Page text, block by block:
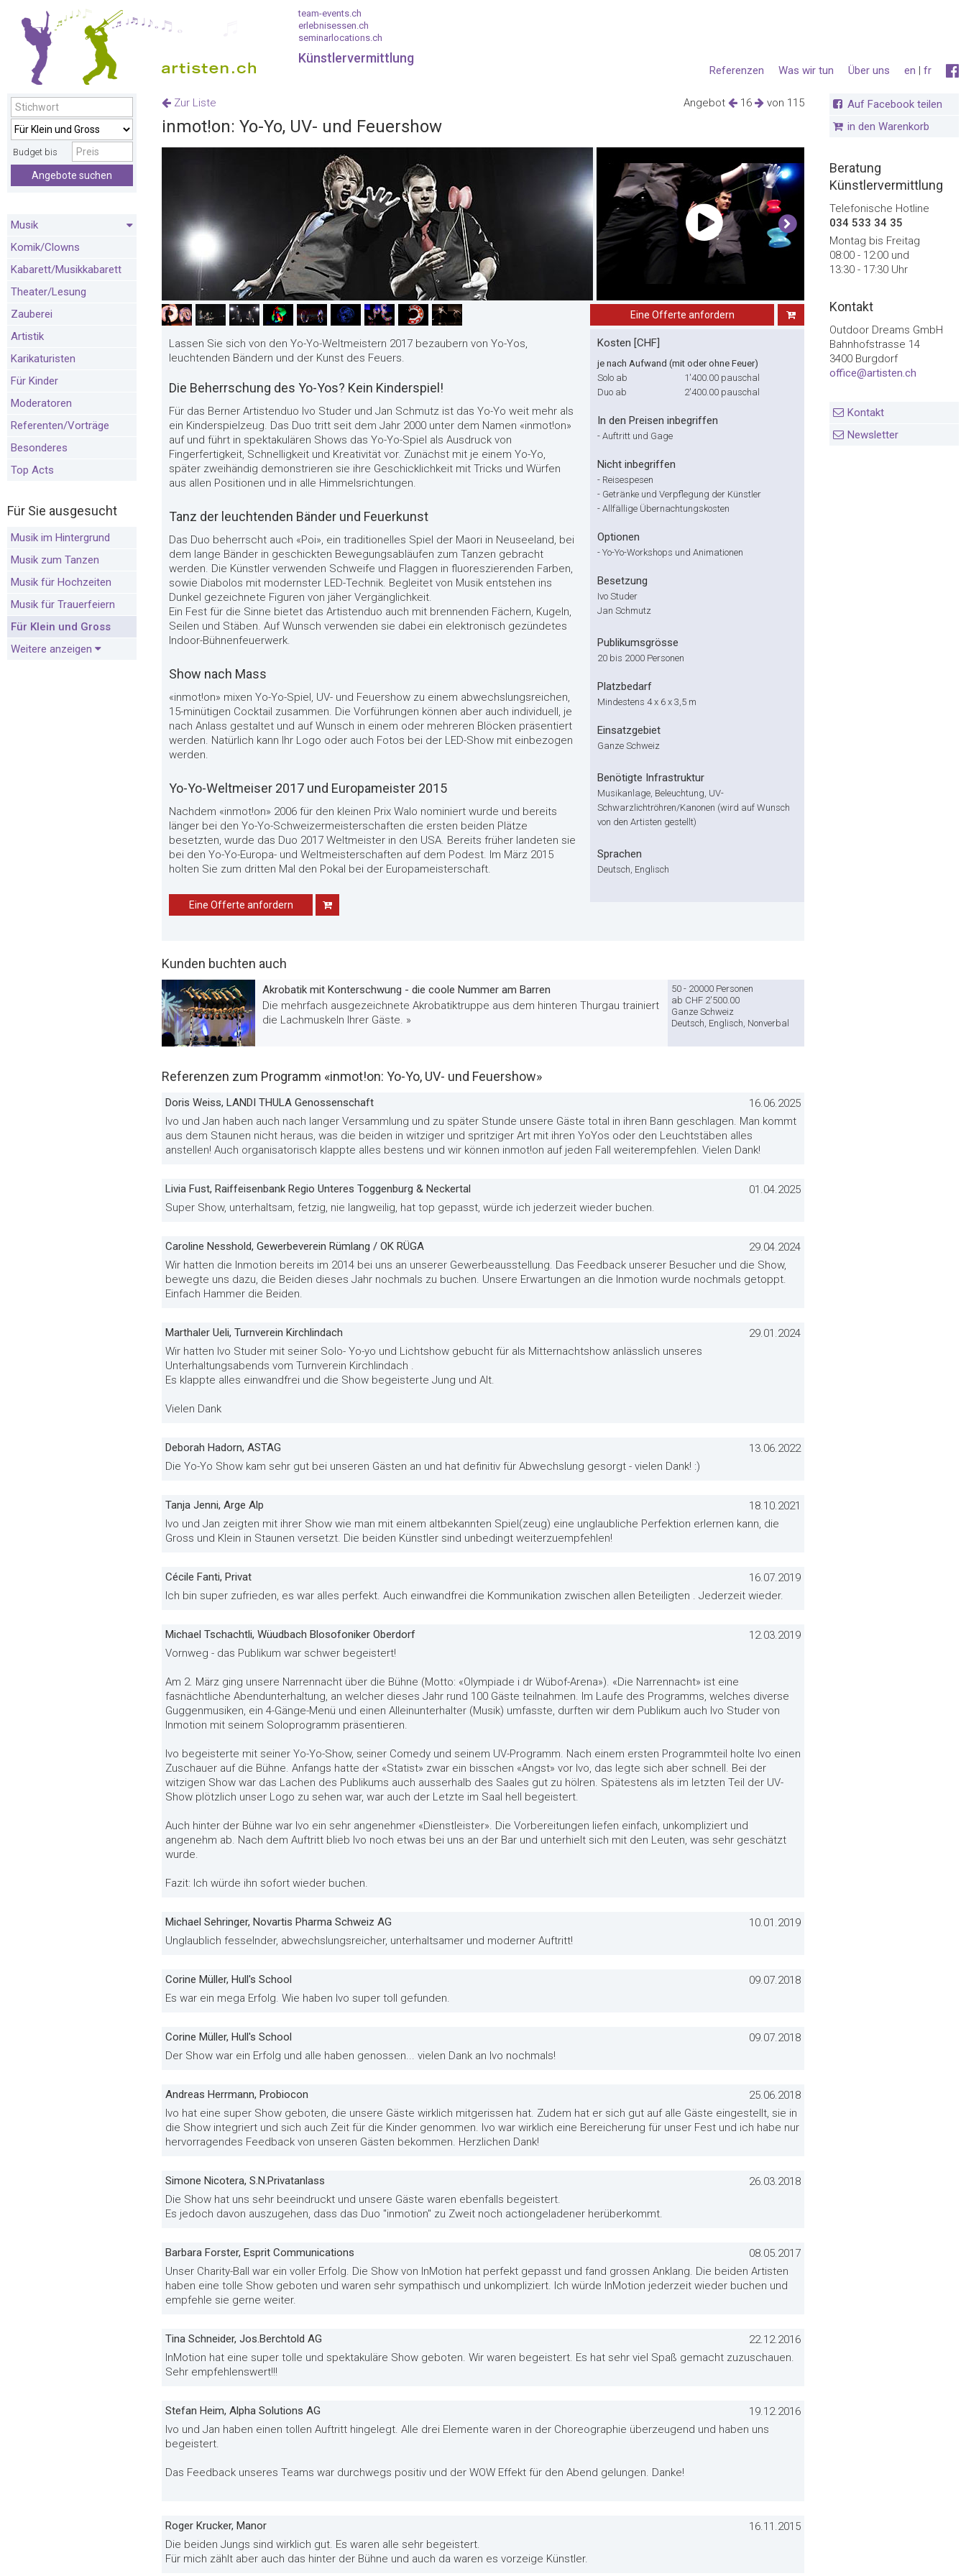
team-events.ch
erlebnisessen.ch
seminarlocations.ch
Künstlervermittlung
en | fr
Über uns
Was wir tun
Referenzen
Budget bis
Angebote suchen
Musik
Komik/Clowns
Kabarett/Musikkabarett
Theater/Lesung
Zauberei
Artistik
Karikaturisten
Für Kinder
Moderatoren
Referenten/Vorträge
Besonderes
Top Acts
Für Sie ausgesucht
Musik im Hintergrund
Musik zum Tanzen
Musik für Hochzeiten
Musik für Trauerfeiern
Für Klein und Gross
Weitere anzeigen
Angebot 16 von 115
Zur Liste
inmot!on: Yo-Yo, UV- und Feuershow
Eine Offerte anfordern
Lassen Sie sich von den Yo-Yo-Weltmeistern 2017 bezaubern von Yo-Yos,
leuchtenden Bändern und der Kunst des Feuers.
Die Beherrschung des Yo-Yos? Kein Kinderspiel!
Für das Berner Artistenduo Ivo Studer und Jan Schmutz ist das Yo-Yo weit mehr als
ein Kinderspielzeug. Das Duo tritt seit dem Jahr 2000 unter dem Namen «inmot!on»
auf und führt in spektakulären Shows das Yo-Yo-Spiel als Ausdruck von
Fingerfertigkeit, Schnelligkeit und Kreativität vor. Zunächst mit je einem Yo-Yo,
später zweihändig demonstrieren sie ihre Geschicklichkeit mit Tricks und Würfen
aus allen Positionen und in alle Himmelsrichtungen.
Tanz der leuchtenden Bänder und Feuerkunst
Das Duo beherrscht auch «Poi», ein traditionelles Spiel der Maori in Neuseeland, bei
dem lange Bänder in geschickten Bewegungsabläufen zum Tanzen gebracht
werden. Die Künstler verwenden Schweife und Flaggen in fluoreszierenden Farben,
sowie Diabolos mit modernster LED-Technik. Begleitet von Musik entstehen ins
Dunkel gezeichnete Figuren von jäher Vergänglichkeit.
Ein Fest für die Sinne bietet das Artistenduo auch mit brennenden Fächern, Kugeln,
Seilen und Stäben. Auf Wunsch verwenden sie dabei ein elektronisch gezündetes
Indoor-Bühnenfeuerwerk.
Show nach Mass
«inmot!on» mixen Yo-Yo-Spiel, UV- und Feuershow zu einem abwechslungsreichen,
15-minütigen Cocktail zusammen. Die Vorführungen können aber auch individuell, je
nach Anlass gestaltet und auf Wunsch in einem oder mehreren Blöcken präsentiert
werden. Natürlich kann Ihr Logo oder auch Fotos bei der LED-Show mit einbezogen
werden.
Yo-Yo-Weltmeiser 2017 und Europameister 2015
Nachdem «inmot!on» 2006 für den kleinen Prix Walo nominiert wurde und bereits
länger bei den Yo-Yo-Schweizermeisterschaften die ersten beiden Plätze
besetzten, wurde das Duo 2017 Weltmeister in den USA. Bereits früher landeten sie
bei den Yo-Yo-Europa- und Weltmeisterschaften auf dem Podest. Im März 2015
holten Sie zum dritten Mal den Pokal bei der Europameisterschaft.
Eine Offerte anfordern
Kosten [CHF]
je nach Aufwand (mit oder ohne Feuer)
Solo ab
1'400.00 pauschal
Duo ab
2'400.00 pauschal
In den Preisen inbegriffen
- Auftritt und Gage
Nicht inbegriffen
- Reisespesen
- Getränke und Verpflegung der Künstler
- Allfällige Übernachtungskosten
Optionen
- Yo-Yo-Workshops und Animationen
Besetzung
Ivo Studer
Jan Schmutz
Publikumsgrösse
20 bis 2000 Personen
Platzbedarf
Mindestens 4 x 6 x 3,5 m
Einsatzgebiet
Ganze Schweiz
Benötigte Infrastruktur
Musikanlage, Beleuchtung, UV-
Schwarzlichtröhren/Kanonen (wird auf Wunsch
von den Artisten gestellt)
Sprachen
Deutsch, Englisch
Kunden buchten auch
Akrobatik mit Konterschwung - die coole Nummer am Barren
Die mehrfach ausgezeichnete Akrobatiktruppe aus dem hinteren Thurgau trainiert
die Lachmuskeln Ihrer Gäste. »
50 - 20000 Personen
ab CHF 2'500.00
Ganze Schweiz
Deutsch, Englisch, Nonverbal
Referenzen zum Programm «inmot!on: Yo-Yo, UV- und Feuershow»
Doris Weiss, LANDI THULA Genossenschaft
16.06.2025
Ivo und Jan haben auch nach langer Versammlung und zu später Stunde unsere Gäste total in ihren Bann geschlagen. Man kommt
aus dem Staunen nicht heraus, was die beiden in witziger und spritziger Art mit ihren YoYos oder den Leuchtstäben alles
anstellen! Auch organisatorisch klappte alles bestens und wir können inmot!on auf jeden Fall weiterempfehlen. Vielen Dank!
Livia Fust, Raiffeisenbank Regio Unteres Toggenburg & Neckertal
01.04.2025
Super Show, unterhaltsam, fetzig, nie langweilig, hat top gepasst, würde ich jederzeit wieder buchen.
Caroline Nesshold, Gewerbeverein Rümlang / OK RÜGA
29.04.2024
Wir hatten die Inmotion bereits im 2014 bei uns an unserer Gewerbeausstellung. Das Feedback unserer Besucher und die Show,
bewegte uns dazu, die Beiden dieses Jahr nochmals zu buchen. Unsere Erwartungen an die Inmotion wurde nochmals getoppt.
Einfach Hammer die Beiden.
Marthaler Ueli, Turnverein Kirchlindach
29.01.2024
Wir hatten Ivo Studer mit seiner Solo- Yo-yo und Lichtshow gebucht für als Mitternachtshow anlässlich unseres
Unterhaltungsabends vom Turnverein Kirchlindach .
Es klappte alles einwandfrei und die Show begeisterte Jung und Alt.
Vielen Dank
Deborah Hadorn, ASTAG
13.06.2022
Die Yo-Yo Show kam sehr gut bei unseren Gästen an und hat definitiv für Abwechslung gesorgt - vielen Dank! :)
Tanja Jenni, Arge Alp
18.10.2021
Ivo und Jan zeigten mit ihrer Show wie man mit einem altbekannten Spiel(zeug) eine unglaubliche Perfektion erlernen kann, die
Gross und Klein in Staunen versetzt. Die beiden Künstler sind unbedingt weiterzuempfehlen!
Cécile Fanti, Privat
16.07.2019
Ich bin super zufrieden, es war alles perfekt. Auch einwandfrei die Kommunikation zwischen allen Beteiligten . Jederzeit wieder.
Michael Tschachtli, Wüudbach Blosofoniker Oberdorf
12.03.2019
Vornweg - das Publikum war schwer begeistert!
Am 2. März ging unsere Narrennacht über die Bühne (Motto: «Olympiade i dr Wübof-Arena»). «Die Narrennacht» ist eine
fasnächtliche Abendunterhaltung, an welcher dieses Jahr rund 100 Gäste teilnahmen. Im Laufe des Programms, welches diverse
Guggenmusiken, ein 4-Gänge-Menü und einen Alleinunterhalter (Musik) umfasste, durften wir dem Publikum auch Ivo Studer von
Inmotion mit seinem Soloprogramm präsentieren.
Ivo begeisterte mit seiner Yo-Yo-Show, seiner Comedy und seinem UV-Programm. Nach einem ersten Programmteil holte Ivo einen
Zuschauer auf die Bühne. Anfangs hatte der «Statist» zwar ein bisschen «Angst» vor Ivo, das legte sich aber schnell. Bei der
witzigen Show war das Lachen des Publikums auch ausserhalb des Saales gut zu hölren. Spätestens als im letzten Teil der UV-
Show plötzlich unser Logo zu sehen war, war auch der Letzte im Saal hell begeistert.
Auch hinter der Bühne war Ivo ein sehr angenehmer «Dienstleister». Die Vorbereitungen liefen einfach, unkompliziert und
angenehm ab. Nach dem Auftritt blieb Ivo noch etwas bei uns an der Bar und unterhielt sich mit den Leuten, was sehr geschätzt
wurde.
Fazit: Ich würde ihn sofort wieder buchen.
Michael Sehringer, Novartis Pharma Schweiz AG
10.01.2019
Unglaublich fesselnder, abwechslungsreicher, unterhaltsamer und moderner Auftritt!
Corine Müller, Hull's School
09.07.2018
Es war ein mega Erfolg. Wie haben Ivo super toll gefunden.
Corine Müller, Hull's School
09.07.2018
Der Show war ein Erfolg und alle haben genossen... vielen Dank an Ivo nochmals!
Andreas Herrmann, Probiocon
25.06.2018
Ivo hat eine super Show geboten, die unsere Gäste wirklich mitgerissen hat. Zudem hat er sich gut auf alle Gäste eingestellt, sie in
die Show integriert und sich auch Zeit für die Kinder genommen. Ivo war wirklich eine Bereicherung für unser Fest und ich habe nur
hervorragendes Feedback von unseren Gästen bekommen. Herzlichen Dank!
Simone Nicotera, S.N.Privatanlass
26.03.2018
Die Show hat uns sehr beeindruckt und unsere Gäste waren ebenfalls begeistert.
Es jedoch davon auszugehen, dass das Duo "inmotion" zu Zweit noch actiongeladener herüberkommt.
Barbara Forster, Esprit Communications
08.05.2017
Unser Charity-Ball war ein voller Erfolg. Die Show von InMotion hat perfekt gepasst und fand grossen Anklang. Die beiden Artisten
haben eine tolle Show geboten und waren sehr sympathisch und unkompliziert. Ich würde InMotion jederzeit wieder buchen und
empfehle sie gerne weiter.
Tina Schneider, Jos.Berchtold AG
22.12.2016
InMotion hat eine super tolle und spektakuläre Show geboten. Wir waren begeistert. Es hat sehr viel Spaß gemacht zuzuschauen.
Sehr empfehlenswert!!!
Stefan Heim, Alpha Solutions AG
19.12.2016
Ivo und Jan haben einen tollen Auftritt hingelegt. Alle drei Elemente waren in der Choreographie überzeugend und haben uns
begeistert.
Das Feedback unseres Teams war durchwegs positiv und der WOW Effekt für den Abend gelungen. Danke!
Roger Krucker, Manor
16.11.2015
Die beiden Jungs sind wirklich gut. Es waren alle sehr begeistert.
Für mich zählt aber auch das hinter der Bühne und auch da waren es vorzeige Künstler.
Auf Facebook teilen
in den Warenkorb
Beratung
Künstlervermittlung
Telefonische Hotline
034 533 34 35
Montag bis Freitag
08:00 - 12:00 und
13:30 - 17:30 Uhr
Kontakt
Outdoor Dreams GmbH
Bahnhofstrasse 14
3400 Burgdorf
office@artisten.ch
Kontakt
Newsletter